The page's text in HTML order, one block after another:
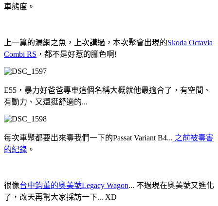
車態度。
上一篇的漏網之魚，上次講過，本次聚會出現的Skoda Octavia
Combi RS ，都不是好惹的腳色啊!
E55，暴力好爸爸專車這個名稱大概就他最適合了，有空間、
有動力、又還挺舒適的...
每次車聚都要出來毒我們一下的Passat Variant B4... 之前被毒害
的紀錄 。
很像台中鈞董的奧美號Legacy Wagon... 不過現在奧美號又進化
了，改天再幫大家採訪一下... XD